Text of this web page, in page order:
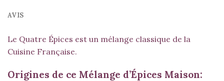
AVIS
Le Quatre Épices est un mélange classique de la
Cuisine Française.
Origines de ce Mélange d’Épices Maison: